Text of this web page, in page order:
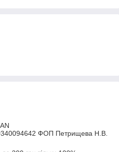
ФОП Петрищева Н.В.